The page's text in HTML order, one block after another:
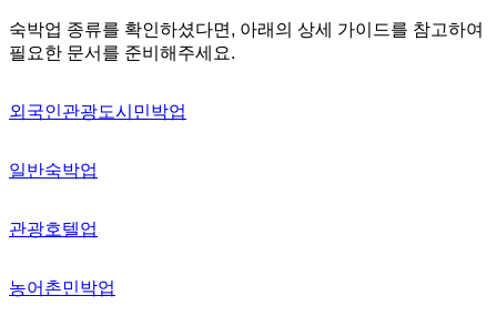
숙박업 종류를 확인하셨다면, 아래의 상세 가이드를 참고하여
필요한 문서를 준비해주세요.
외국인관광도시민박업
일반숙박업
관광호텔업
농어촌민박업